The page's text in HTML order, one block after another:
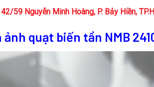
42/59 Nguyễn Minh Hoàng, P. Bảy Hiền,
ảnh quạt biến tần NMB